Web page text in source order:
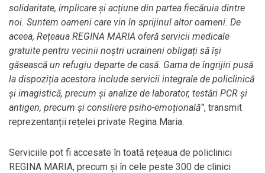
solidaritate, implicare și acțiune din partea fiecăruia dintre
noi. Suntem oameni care vin în sprijinul altor oameni. De
aceea, Rețeaua REGINA MARIA oferă servicii medicale
gratuite pentru vecinii noștri ucraineni obligați să își
găsească un refugiu departe de casă. Gama de îngrijiri pusă
la dispoziția acestora include servicii integrale de policlinică
și imagistică, precum și analize de laborator, testări PCR și
antigen, precum și consiliere psiho-emoțională”, transmit
reprezentanții rețelei private Regina Maria.
Serviciile pot fi accesate în toată rețeaua de policlinici
REGINA MARIA, precum și în cele peste 300 de clinici